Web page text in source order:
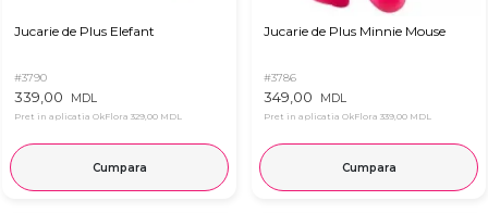
Jucarie de Plus Elefant
#3790
339,00 MDL
Pret in aplicatia OkFlora 329,00 MDL
Cumpara
Jucarie de Plus Minnie Mouse
#3786
349,00 MDL
Pret in aplicatia OkFlora 339,00 MDL
Cumpara